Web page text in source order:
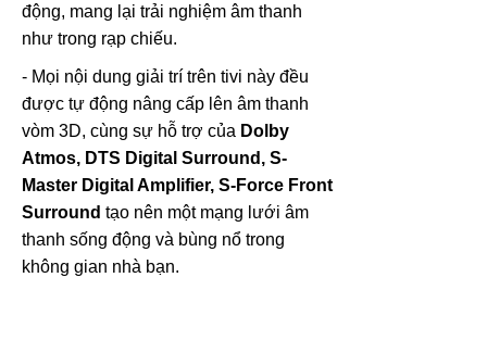
động, mang lại trải nghiệm âm thanh
như trong rạp chiếu.
- Mọi nội dung giải trí trên tivi này đều
được tự động nâng cấp lên âm thanh
vòm 3D, cùng sự hỗ trợ của Dolby
Atmos, DTS Digital Surround, S-
Master Digital Amplifier, S-Force Front
Surround tạo nên một mạng lưới âm
thanh sống động và bùng nổ trong
không gian nhà bạn.